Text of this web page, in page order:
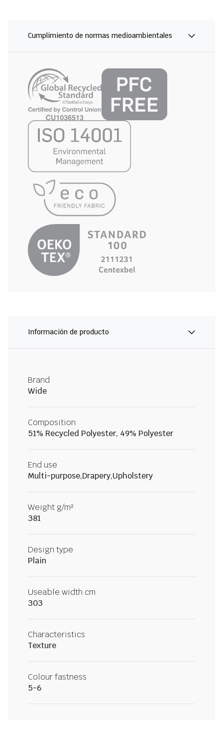
Cumplimiento de normas medioambientales
Información de producto
Brand
Wide
Composition
51% Recycled Polyester, 49% Polyester
End use
Multi-purpose,Drapery,Upholstery
Weight g/m²
381
Design type
Plain
Useable width cm
303
Characteristics
Texture
Colour fastness
5-6